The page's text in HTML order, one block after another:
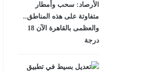
الأرصاد: سحب وأمطار
متفاوتة على هذه المناطق..
والعظمى بالقاهرة الآن 18
درجة